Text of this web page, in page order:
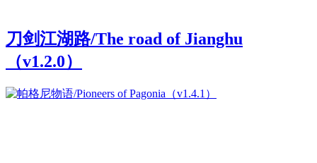
刀剑江湖路/The road of Jianghu
（v1.2.0）